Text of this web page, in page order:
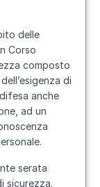
delle
Corso
composto
di
anche
ad un
serata
sicurezza.